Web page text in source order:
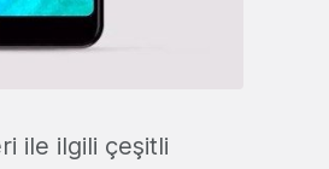
ile ilgili çeşitli